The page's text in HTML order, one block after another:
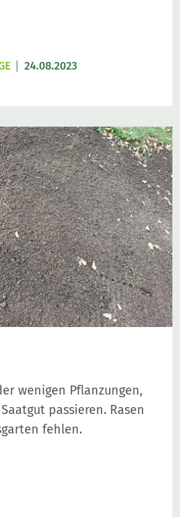
24.08.2023
wenigen Pflanzungen,
passieren. Rasen
fehlen.